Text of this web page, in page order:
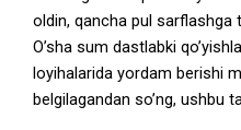
oldin, qancha pul sarflashga
O’sha sum dastlabki
loyihalarida yordam berishi
belgilagandan so’ng, ushbu